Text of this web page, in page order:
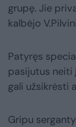
grupę. Jie
kalbėjo
Patyręs
pasijutus neiti
gali užsikrėsti
Gripu